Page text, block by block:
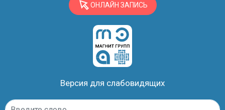
ОНЛАЙН ЗАПИСЬ
Версия для слабовидящих